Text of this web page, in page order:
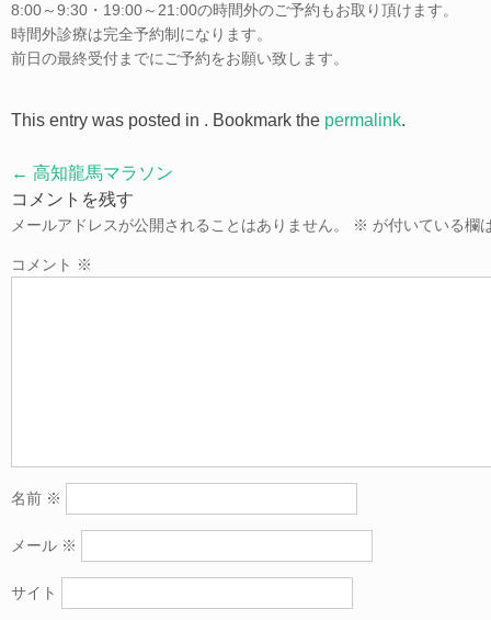
8:00～9:30・19:00～21:00の時間外のご予約もお取り頂けます。
時間外診療は完全予約制になります。
前日の最終受付までにご予約をお願い致します。
This entry was posted in . Bookmark the permalink.
Post
navigation
← 高知龍馬マラソン
コメントを残す
メールアドレスが公開されることはありません。 ※ が付いている欄
コメント ※
名前 ※
メール ※
サイト